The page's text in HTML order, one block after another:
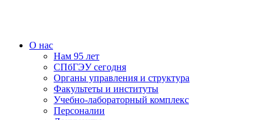
О нас
Нам 95 лет
СПбГЭУ сегодня
Органы управления и структура
Факультеты и институты
Учебно-лабораторный комплекс
Персоналии